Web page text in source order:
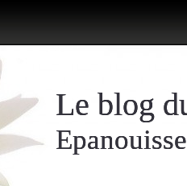
Le blog